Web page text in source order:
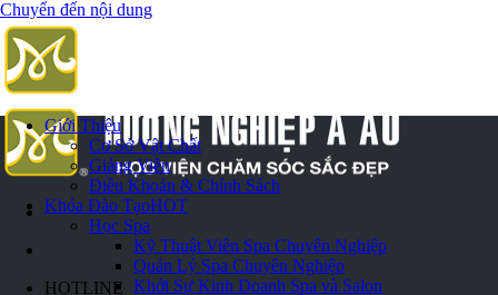
Chuyển đến nội dung
HOTLINE
Giới Thiệu
Cơ Sở Vật Chất
Giảng Viên
Điều Khoản & Chính Sách
Khóa Đào TạoHOT
Học Spa
Kỹ Thuật Viên Spa Chuyên Nghiệp
Quản Lý Spa Chuyên Nghiệp
Khởi Sự Kinh Doanh Spa và Salon